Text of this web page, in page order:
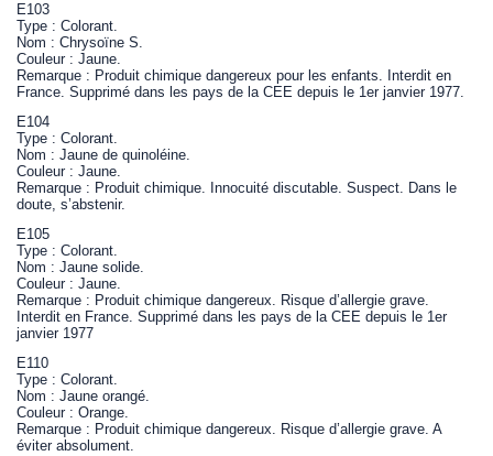
E103
Type : Colorant.
Nom : Chrysoïne S.
Couleur : Jaune.
Remarque : Produit chimique dangereux pour les enfants. Interdit en
France. Supprimé dans les pays de la CEE depuis le 1er janvier 1977.
E104
Type : Colorant.
Nom : Jaune de quinoléine.
Couleur : Jaune.
Remarque : Produit chimique. Innocuité discutable. Suspect. Dans le
doute, s’abstenir.
E105
Type : Colorant.
Nom : Jaune solide.
Couleur : Jaune.
Remarque : Produit chimique dangereux. Risque d’allergie grave.
Interdit en France. Supprimé dans les pays de la CEE depuis le 1er
janvier 1977
E110
Type : Colorant.
Nom : Jaune orangé.
Couleur : Orange.
Remarque : Produit chimique dangereux. Risque d’allergie grave. A
éviter absolument.